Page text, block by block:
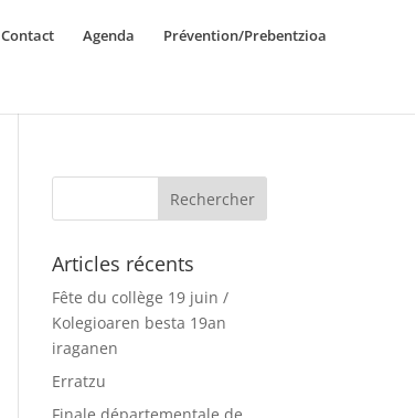
Contact Agenda Prévention/Prebentzioa
Articles récents
Fête du collège 19 juin /
Kolegioaren besta 19an
iraganen
Erratzu